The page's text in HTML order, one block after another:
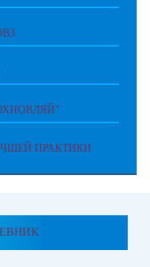
ПРАКТИКИ